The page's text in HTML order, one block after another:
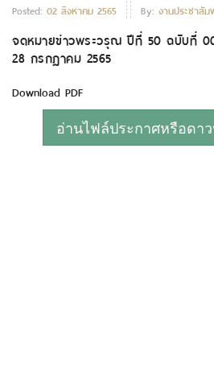
Posted: 02 สิงหาคม 2565 By: งานประชาสั
จดหมายข่าวพระวรุณ ปีที่ 50 ฉบับที่
28 กรกฎาคม 2565
Download PDF
อ่านไฟล์ประกาศหรือดา